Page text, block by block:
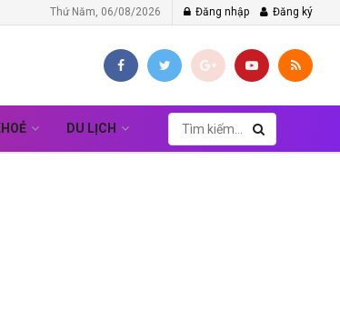
Thứ Năm, 06/08/2026 Đăng nhập Đăng ký
DU LỊCH